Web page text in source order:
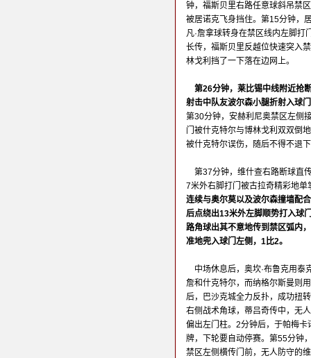
钟，福斯贝里右路任意球斜吊禁
被居诺克飞身挡住。第15分钟，
凡·詹拿球转身在禁区线内左脚
长传，福斯贝里反越位快速突入
林戈利挡了一下落在边网上。
第26分钟，莱比锡中线附近抢
射击中队友波尔森小腿折射入球
第30分钟，安赫利尼奥禁区左侧
门被什克特尔与博林戈利双双倒
被什克特尔误伤，随后不得不退
第37分钟，维什查右路断球直
7米外右脚打门被古拉奇精彩地单
连续与奥尔莫以及波尔森撞墙配
后点绕出13米外左脚顺势打入球
路角球出其不意地传到禁区弧内
准地兜入球门左侧，1比2。
中场休息后，奥坎·布鲁克用泰
詹和什克特尔，而纳格尔斯曼则
后，巴沙克城全力反扑，成功扭
右侧战术角球，蒂吕奇传中，无
偏出左门柱。2分钟后，于帕梅
牌，下轮要自动停赛。第55分钟
禁区左侧横传门前，无人防守的